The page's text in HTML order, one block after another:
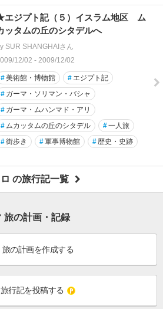
ジプト記（５）イスラム地区 ム
ッタムの丘のシタデルへ
SUR SHANGHAIさん
12/02 - 2009/12/02
#美術館・博物館 # エジプト記
# ガーマ・ソリマン・バシャ
# ガーマ・ムハンマド・アリ
#ムカッタムの丘のシタデル #一人旅
#街歩き #軍事博物館 #歴史・史跡
の旅行記一覧
旅の計画・記録
旅の計画を作成する
旅行記を投稿する